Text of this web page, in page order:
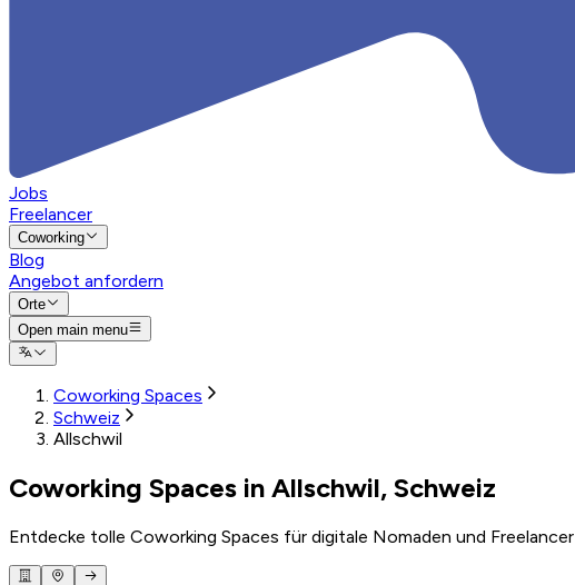
Jobs
Freelancer
Coworking
Blog
Angebot anfordern
Orte
Open main menu
Coworking Spaces
Schweiz
Allschwil
Coworking Spaces in Allschwil, Schweiz
Entdecke tolle Coworking Spaces für digitale Nomaden und Freelancer